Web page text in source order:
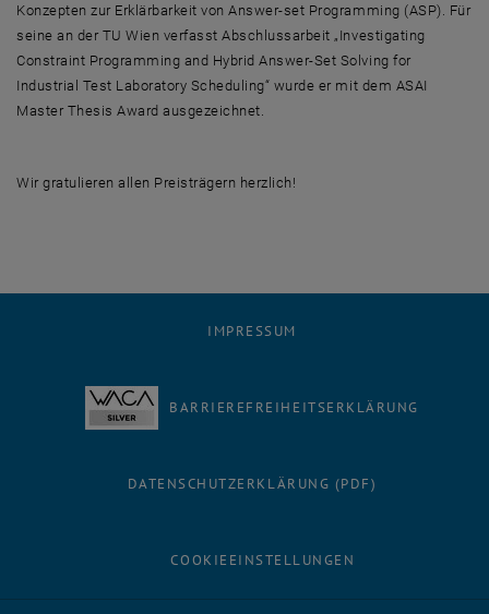
Konzepten zur Erklärbarkeit vonAnswer-set Programming (ASP) . Für
seine an der TU Wien verfasst Abschlussarbeit „ Investigating
Constraint Programming and Hybrid Answer-Set Solving for
Industrial Test Laboratory Scheduling“ wurde er mit dem ASAI
Master Thesis Award ausgezeichnet.
Wir gratulieren allen Preisträgern herzlich!
IMPRESSUM
BARRIEREFREIHEITSERKLÄRUNG
DATENSCHUTZERKLÄRUNG (PDF)
COOKIEEINSTELLUNGEN